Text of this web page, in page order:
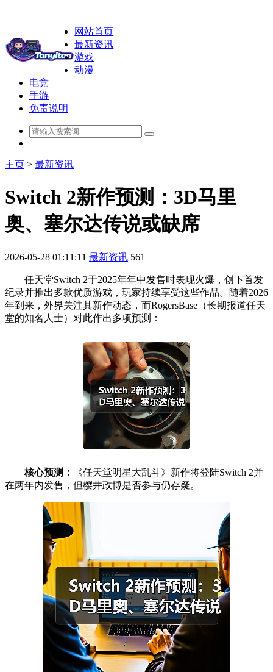
网站首页
最新资讯
游戏
动漫
电竞
手游
免责说明
主页 > 最新资讯
Switch 2新作预测：3D马里
奥、塞尔达传说或缺席
2026-05-28 01:11:11 最新资讯 561
任天堂Switch 2于2025年年中发售时表现火爆，创下首发
纪录并推出多款优质游戏，玩家持续享受这些作品。随着2026
年到来，外界关注其新作动态，而RogersBase（长期报道任天
堂的知名人士）对此作出多项预测：
核心预测：
《任天堂明星大乱斗》新作将登陆Switch 2并
在两年内发售，但樱井政博是否参与仍存疑。